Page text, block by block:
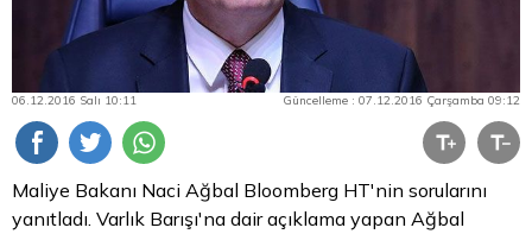
06.12.2016 Salı 10:11 Güncelleme : 07.12.2016 Çarşamba 09:12
Maliye Bakanı Naci Ağbal Bloomberg HT'nin sorularını
yanıtladı. Varlık Barışı'na dair açıklama yapan Ağbal